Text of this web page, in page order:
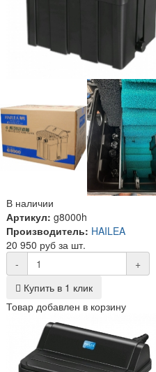
В наличии
Артикул: g8000h
Производитель: HAILEA
20 950 руб за шт.
-
+
Купить в 1 клик
Товар добавлен в корзину